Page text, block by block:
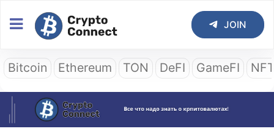
JOIN
Bitcoin Ethereum TON DeFI GameFI